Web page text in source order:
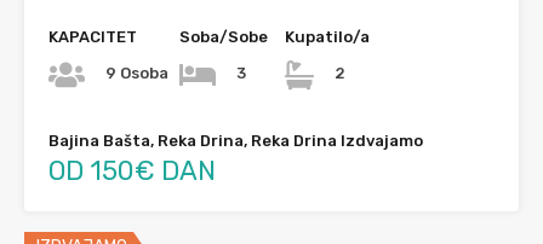
KAPACITET
9 Osoba
Soba/Sobe
3
Kupatilo/a
2
Bajina Bašta, Reka Drina, Reka Drina Izdvajamo
OD 150€ DAN